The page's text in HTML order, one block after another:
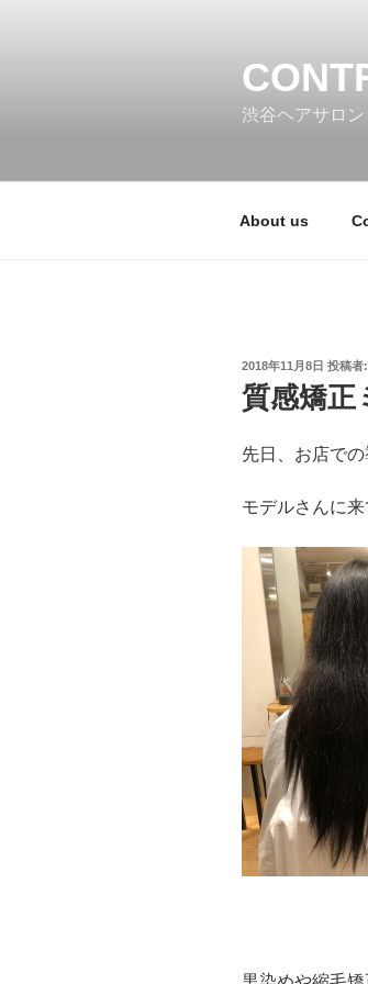
渋谷ヘアサロ
About us
投
稿
日:
2018年11月8日 投稿者:
質感矯正
先日、お店で
モデルさんに